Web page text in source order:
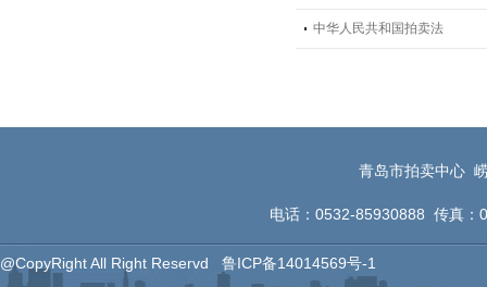
中华人民共和国拍卖法
青岛市拍卖中心
电话：0532-85930888 传真：
@CopyRight All Right Reservd 鲁ICP备14014569号-1